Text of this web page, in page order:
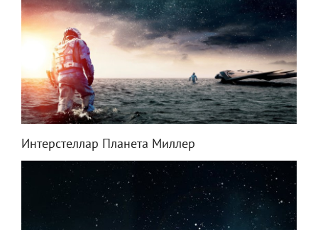
Интерстеллар Планета Миллер